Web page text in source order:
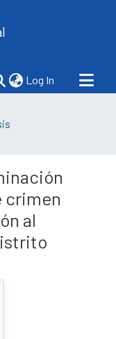
Log In (current)
crimen
al